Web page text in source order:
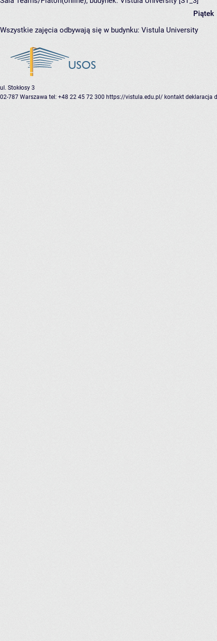
Piątek
Wszystkie zajęcia odbywają się w budynku: Vistula University
ul. Stokłosy 3
02-787 Warszawa tel: +48 22 45 72 300 https://vistula.edu.pl/ kontakt deklaracja